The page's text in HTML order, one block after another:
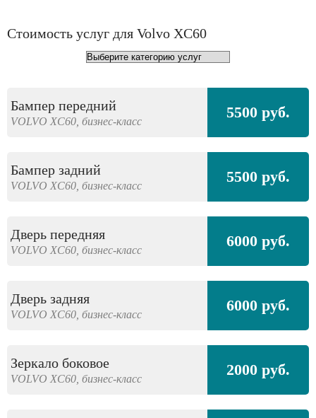
Стоимость услуг для Volvo XC60
Бампер передний
VOLVO XC60, бизнес-класс 5500 руб.
Бампер задний
VOLVO XC60, бизнес-класс 5500 руб.
Дверь передняя
VOLVO XC60, бизнес-класс 6000 руб.
Дверь задняя
VOLVO XC60, бизнес-класс 6000 руб.
Зеркало боковое
VOLVO XC60, бизнес-класс 2000 руб.